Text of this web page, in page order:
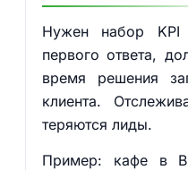
Нужен набор KPI
первого ответа,
время решения
клиента.
теряются лиды.
Пример: кафе в